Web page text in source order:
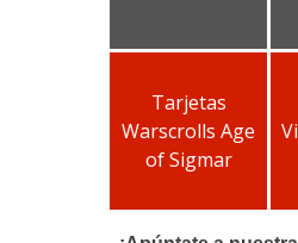
Tarjetas
Warscrolls Age
of Sigmar